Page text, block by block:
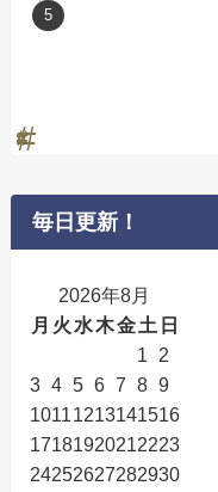
毎日更新！
2026年8月
月 火 水木金土 日
1
2
3 4 5 6 7 8 9
10111213141516
17181920212223
24252627282930